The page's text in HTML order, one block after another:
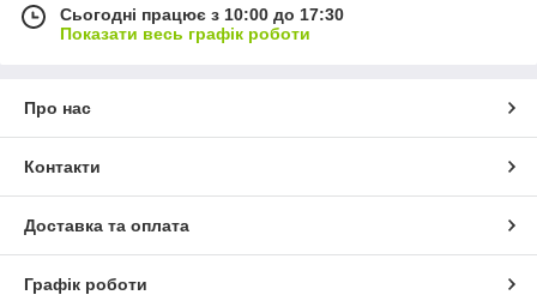
Сьогодні працює з 10:00 до 17:30
Показати весь графік роботи
Про нас
Контакти
Доставка та оплата
Графік роботи